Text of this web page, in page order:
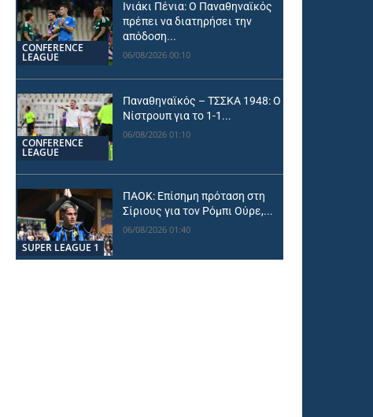
CONFERENCE
LEAGUE
Ινιάκι Πένια: Ο Παναθηναϊκός
πρέπει να διατηρήσει την
απόδοση...
06/08/2026 00:10
CONFERENCE
LEAGUE
Παναθηναϊκός – ΤΣΣΚΑ 1948: Ο
Νίστρουπ για το 1-1...
06/08/2026 01:10
SUPER LEAGUE 1
ΠΑΟΚ: Επίσημη πρόταση στη
Σίριους για τον Ρόμπι Ούρε,...
06/08/2026 01:40